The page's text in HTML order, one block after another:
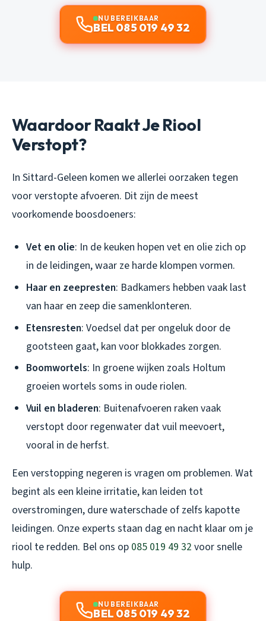
NU BEREIKBAAR
BEL 085 019 49 32
Waardoor Raakt Je Riool
Verstopt?
In Sittard-Geleen komen we allerlei oorzaken tegen
voor verstopte afvoeren. Dit zijn de meest
voorkomende boosdoeners:
Vet en olie: In de keuken hopen vet en olie zich op
in de leidingen, waar ze harde klompen vormen.
Haar en zeepresten: Badkamers hebben vaak last
van haar en zeep die samenklonteren.
Etensresten: Voedsel dat per ongeluk door de
gootsteen gaat, kan voor blokkades zorgen.
Boomwortels: In groene wijken zoals Holtum
groeien wortels soms in oude riolen.
Vuil en bladeren: Buitenafvoeren raken vaak
verstopt door regenwater dat vuil meevoert,
vooral in de herfst.
Een verstopping negeren is vragen om problemen. Wat
begint als een kleine irritatie, kan leiden tot
overstromingen, dure waterschade of zelfs kapotte
leidingen. Onze experts staan dag en nacht klaar om je
riool te redden. Bel ons op 085 019 49 32 voor snelle
hulp.
NU BEREIKBAAR
BEL 085 019 49 32